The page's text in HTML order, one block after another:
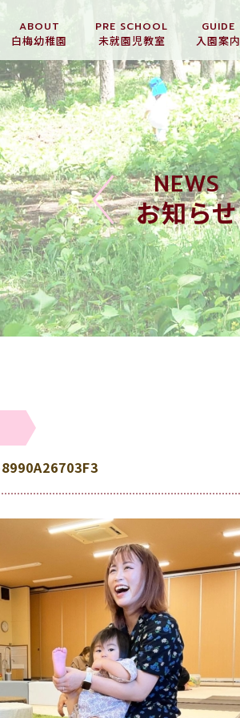
ABOUT
白梅幼稚園
PRE SCHOOL
未就園児教室
GUIDE
入園案内
NEWS
お知らせ